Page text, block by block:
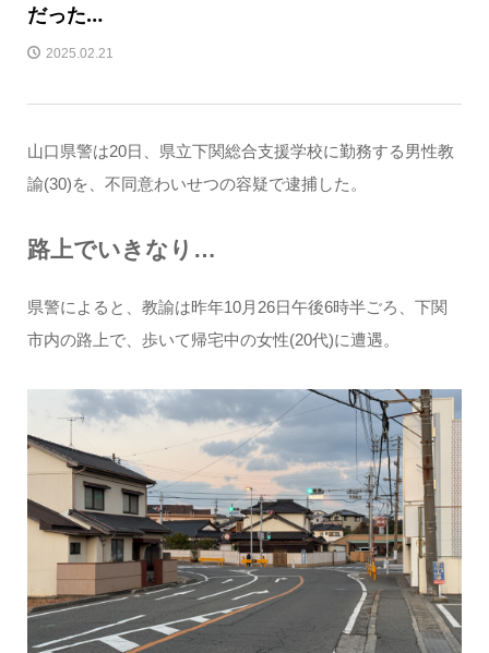
だった…
2025.02.21
山口県警は20日、県立下関総合支援学校に勤務する男性教
諭(30)を、不同意わいせつの容疑で逮捕した。
路上でいきなり…
県警によると、教諭は昨年10月26日午後6時半ごろ、下関
市内の路上で、歩いて帰宅中の女性(20代)に遭遇。